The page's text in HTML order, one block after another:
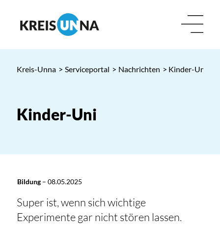
Kreis-Unna > Serviceportal > Nachrichten > Kinder-Uni
Kinder-Uni
Bildung– 08.05.2025
Super ist, wenn sich wichtige
Experimente gar nicht stören lassen.